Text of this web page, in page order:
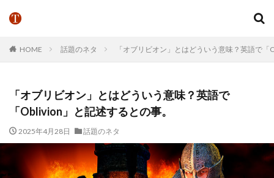
HOME 話題のネタ 「オブリビオン」とはどういう意味？英語で
「オブリビオン」とはどういう意味？英語で
「Oblivion」と記述するとの事。
2025年4月28日 話題のネタ